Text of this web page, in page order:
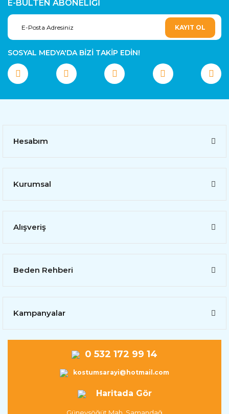
E-BÜLTEN ABONELİĞİ
KAYIT OL
SOSYAL MEDYA'DA BİZİ TAKİP EDİN!
Hesabım
Kurumsal
Alışveriş
Beden Rehberi
Kampanyalar
0 532 172 99 14
kostumsarayi@hotmail.com
Haritada Gör